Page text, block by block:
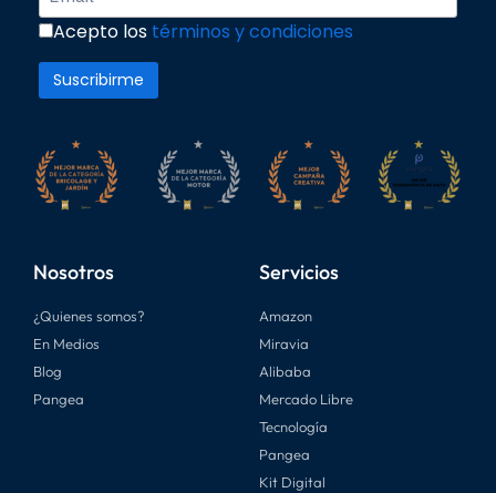
Servicios
Amazon
Miravia
Alibaba
Mercado Libre
Tecnología
Pangea
Kit Digital
Nosotros
¿Quienes somos?
En Medios
Blog
Pangea
Acepto los términos y condiciones